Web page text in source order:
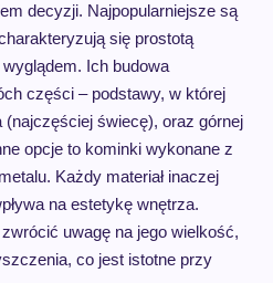
decyzji. Najpopularniejsze są
się prostotą
Ich budowa
części – podstawy, w której
(najczęściej świecę), oraz górnej
opcje to kominki wykonane z
Każdy materiał inaczej
na estetykę wnętrza.
uwagę na jego wielkość,
co jest istotne przy